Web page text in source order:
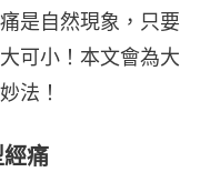
是自然現象，只要
可小！本文會為大
法！
痛